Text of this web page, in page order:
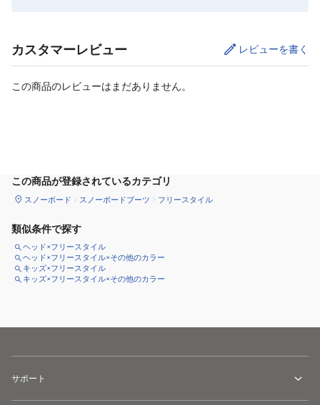
カスタマーレビュー レビューを書く
この商品のレビューはまだありません。
この商品が登録されているカテゴリ
スノーボード スノーボードブーツ フリースタイル
類似条件で探す
ヘッド×フリースタイル
ヘッド×フリースタイル×その他のカラー
キッズ×フリースタイル
キッズ×フリースタイル×その他のカラー
サポート